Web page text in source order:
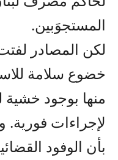
المستجوَبين.
لكن المصادر
خضوع سلامة
منها بوجود
لإجراءات
بأن الوفود